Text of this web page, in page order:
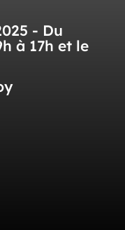
- Du
à 17h et le